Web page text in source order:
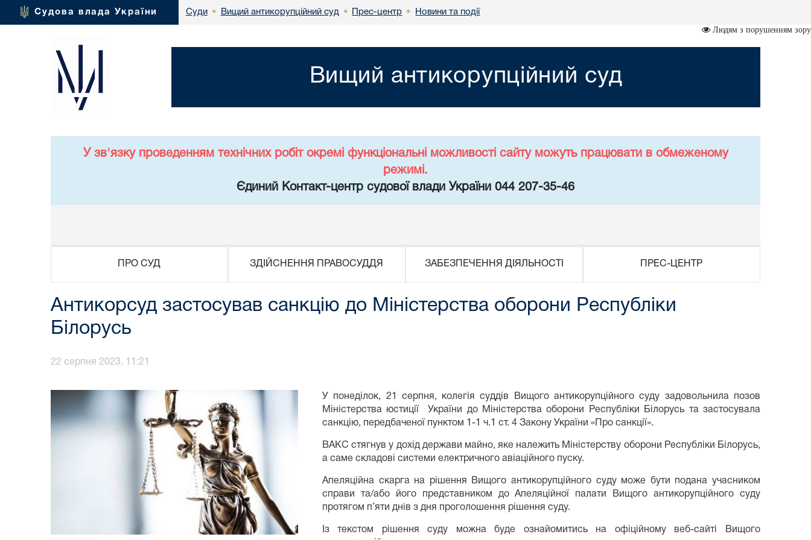
Судова влада України Суди • Вищий антикорупційний суд • Прес-центр • Новини та події
Людям з порушенням зору
Вищий антикорупційний суд
У зв'язку проведенням технічних робіт окремі функціональні можливості сайту можуть працювати в обмеженому
режимі.
Єдиний Контакт-центр судової влади України 044 207-35-46
ПРО СУД ЗДІЙСНЕННЯ ПРАВОСУДДЯ ЗАБЕЗПЕЧЕННЯ ДІЯЛЬНОСТІ ПРЕС-ЦЕНТР
Антикорсуд застосував санкцію до Міністерства оборони Республіки
Білорусь
22 серпня 2023, 11:21
У понеділок, 21 серпня, колегія суддів Вищого антикорупційного суду задовольнила позов
Міністерства юстиції України до Міністерства оборони Республіки Білорусь та застосувала
санкцію, передбаченої пунктом 1-1 ч.1 ст. 4 Закону України «Про санкції».
ВАКС стягнув у дохід держави майно, яке належить Міністерству оборони Республіки Білорусь,
а саме складові системи електричного авіаційного пуску.
Апеляційна скарга на рішення Вищого антикорупційного суду може бути подана учасником
справи та/або його представником до Апеляційної палати Вищого антикорупційного суду
протягом п’яти днів з дня проголошення рішення суду.
Із текстом рішення суду можна буде ознайомитись на офіційному веб-сайті Вищого